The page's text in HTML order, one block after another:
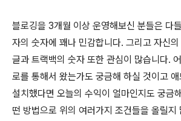
블로깅을 3개월 이상 운영해보신 분들은 다
자의 숫자에 꽤나 민감합니다. 그리고 자신
글과 트랙백의 숫자 또한 관심이 많습니다.
로를 통해서 왔는가도 궁금해 하실 것이고
설치했다면 오늘의 수익이 얼마인지도 궁금
떤 방법으로 위의 여러가지 조건들을 올릴지